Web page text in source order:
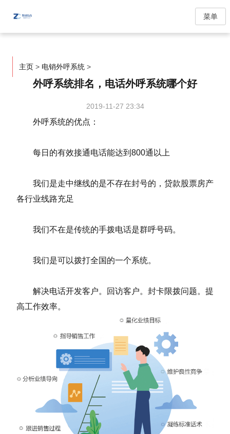
菜单
主页 > 电销外呼系统 >
外呼系统排名，电话外呼系统哪个好
2019-11-27 23:34
外呼系统的优点：
每日的有效接通电话能达到800通以上
我们是走中继线的是不存在封号的，贷款股票房产
各行业线路充足
我们不在是传统的手拨电话是群呼号码。
我们是可以拨打全国的一个系统。
解决电话开发客户。回访客户。封卡限拨问题。提
高工作效率。